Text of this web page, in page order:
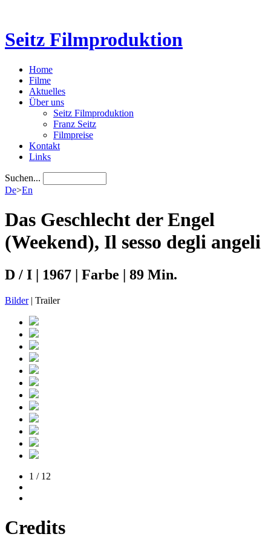
Seitz Filmproduktion
Home
Filme
Aktuelles
Über uns
Seitz Filmproduktion
Franz Seitz
Filmpreise
Kontakt
Links
Suchen...
De>En
Das Geschlecht der Engel
(Weekend), Il sesso degli angeli
D / I | 1967 | Farbe | 89 Min.
Bilder| Trailer
1 / 12
Credits